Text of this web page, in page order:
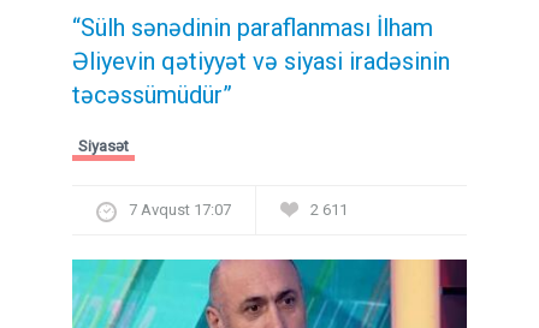
“Sülh sənədinin paraflanması İlham
Əliyevin qətiyyət və siyasi iradəsinin
təcəssümüdür”
Siyasət
7 Avqust 17:07 2 611